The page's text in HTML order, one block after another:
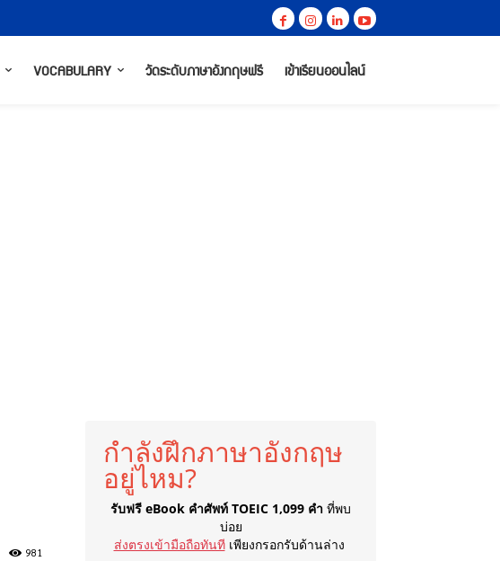
VOCABULARY วัดระดับภาษาอังกฤษฟรี เข้าเรียนออนไลน์
981
กำลังฝึกภาษาอังกฤษ
อยู่ไหม?
รับฟรี eBook คำศัพท์ TOEIC 1,099 คำ ที่พบ
บ่อย
ส่งตรงเข้ามือถือทันที เพียงกรอกรับด้านล่าง